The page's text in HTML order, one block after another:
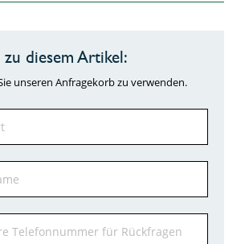
diesem Artikel:
unseren Anfragekorb zu verwenden.